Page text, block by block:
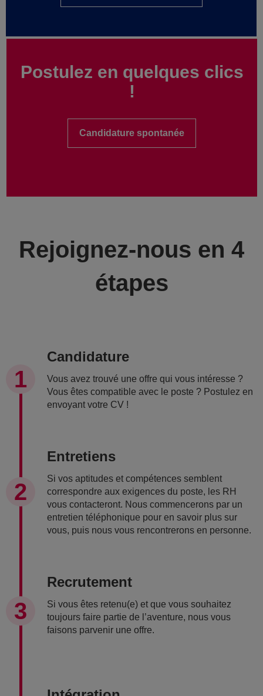
Postulez en quelques clics
!
Candidature spontanée
Rejoignez-nous en 4
étapes
Candidature
Vous avez trouvé une offre qui vous intéresse ?
Vous êtes compatible avec le poste ? Postulez en
envoyant votre CV !
Entretiens
Si vos aptitudes et compétences semblent
correspondre aux exigences du poste, les RH
vous contacteront. Nous commencerons par un
entretien téléphonique pour en savoir plus sur
vous, puis nous vous rencontrerons en personne.
Recrutement
Si vous êtes retenu(e) et que vous souhaitez
toujours faire partie de l’aventure, nous vous
faisons parvenir une offre.